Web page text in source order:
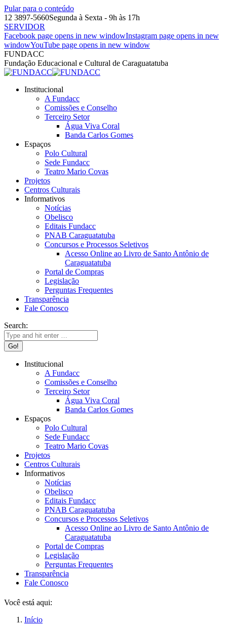
Pular para o conteúdo
12 3897-5660Segunda à Sexta - 9h às 17h
SERVIDOR
Facebook page opens in new windowInstagram page opens in new
windowYouTube page opens in new window
FUNDACC
Fundação Educacional e Cultural de Caraguatatuba
Institucional
A Fundacc
Comissões e Conselho
Terceiro Setor
Água Viva Coral
Banda Carlos Gomes
Espaços
Polo Cultural
Sede Fundacc
Teatro Mario Covas
Projetos
Centros Culturais
Informativos
Notícias
Obelisco
Editais Fundacc
PNAB Caraguatatuba
Concursos e Processos Seletivos
Acesso Online ao Livro de Santo Antônio de
Caraguatatuba
Portal de Compras
Legislação
Perguntas Frequentes
Transparência
Fale Conosco
Search:
Institucional
A Fundacc
Comissões e Conselho
Terceiro Setor
Água Viva Coral
Banda Carlos Gomes
Espaços
Polo Cultural
Sede Fundacc
Teatro Mario Covas
Projetos
Centros Culturais
Informativos
Notícias
Obelisco
Editais Fundacc
PNAB Caraguatatuba
Concursos e Processos Seletivos
Acesso Online ao Livro de Santo Antônio de
Caraguatatuba
Portal de Compras
Legislação
Perguntas Frequentes
Transparência
Fale Conosco
Você está aqui:
Início